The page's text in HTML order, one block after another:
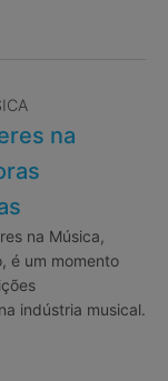
na
na Música,
é um momento
indústria musical.